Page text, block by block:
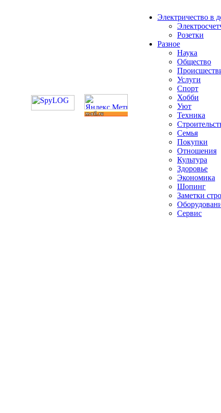
Электричество в
Розетки
Разное
Наука
Общество
Услуги
Спорт
Хобби
Уют
Техника
Семья
Покупки
Отношения
Культура
Здоровье
Экономика
Шопинг
Заметки
Сервис